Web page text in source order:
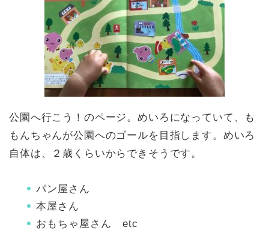
公園へ行こう！のページ。めいろになっていて、も
もんちゃんが公園へのゴールを目指します。めいろ
自体は、２歳くらいからできそうです。
パン屋さん
本屋さん
おもちゃ屋さん etc